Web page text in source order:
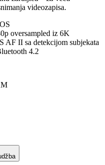
videozapisa.
oversampled iz 6K
AF II sa detekcijom subjekata
4.2